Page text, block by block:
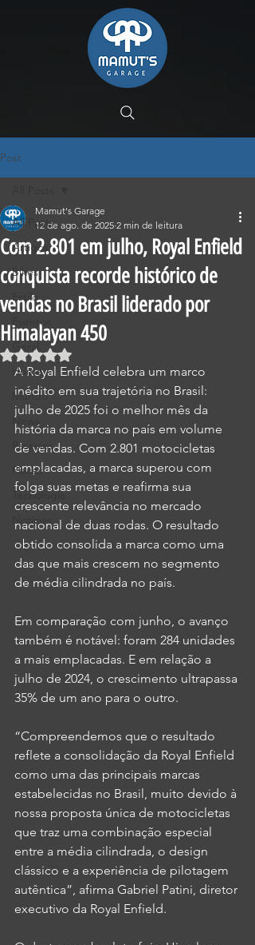
Post
All Posts
Artigos
Bikes
Estilo
Eventos
Geral
Home
Mundo
News
Passeios
Places
Tecnologia
Notícias
Com 2.801 em julho, Royal Enfield
conquista recorde histórico de
vendas no Brasil liderado por
Himalayan 450
Mamut's Garage
12 de ago. de 2025 2 min de leitura
Avaliado com NaN de 5 estrelas.
A Royal Enfield celebra um marco
inédito em sua trajetória no Brasil:
julho de 2025 foi o melhor mês da
história da marca no país em volume
de vendas. Com 2.801 motocicletas
emplacadas, a marca superou com
folga suas metas e reafirma sua
crescente relevância no mercado
nacional de duas rodas. O resultado
obtido consolida a marca como uma
das que mais crescem no segmento
de média cilindrada no país.
Em comparação com junho, o avanço
também é notável: foram 284 unidades
a mais emplacadas. E em relação a
julho de 2024, o crescimento ultrapassa
35% de um ano para o outro.
“Compreendemos que o resultado
reflete a consolidação da Royal Enfield
como uma das principais marcas
estabelecidas no Brasil, muito devido à
nossa proposta única de motocicletas
que traz uma combinação especial
entre a média cilindrada, o design
clássico e a experiência de pilotagem
autêntica”, afirma Gabriel Patini, diretor
executivo da Royal Enfield.